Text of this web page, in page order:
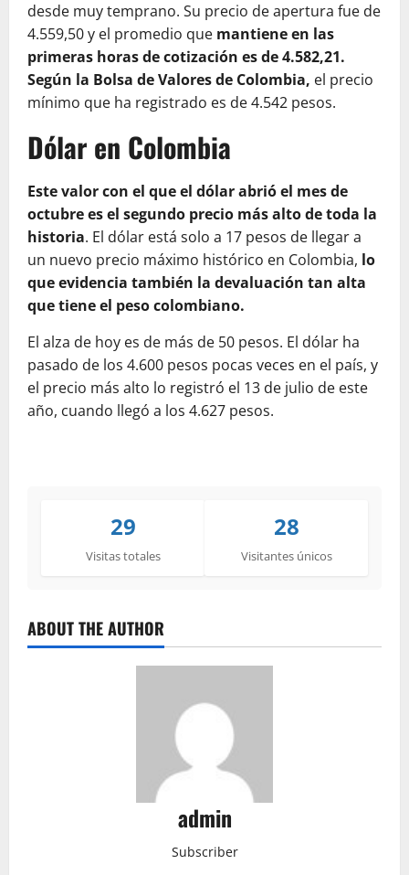
desde muy temprano. Su precio de apertura fue de
4.559,50 y el promedio que mantiene en las
primeras horas de cotización es de 4.582,21.
Según la Bolsa de Valores de Colombia, el precio
mínimo que ha registrado es de 4.542 pesos.
Dólar en Colombia
Este valor con el que el dólar abrió el mes de
octubre es el segundo precio más alto de toda la
historia. El dólar está solo a 17 pesos de llegar a
un nuevo precio máximo histórico en Colombia, lo
que evidencia también la devaluación tan alta
que tiene el peso colombiano.
El alza de hoy es de más de 50 pesos. El dólar ha
pasado de los 4.600 pesos pocas veces en el país, y
el precio más alto lo registró el 13 de julio de este
año, cuando llegó a los 4.627 pesos.
29
Visitas totales
28
Visitantes únicos
ABOUT THE AUTHOR
admin
Subscriber